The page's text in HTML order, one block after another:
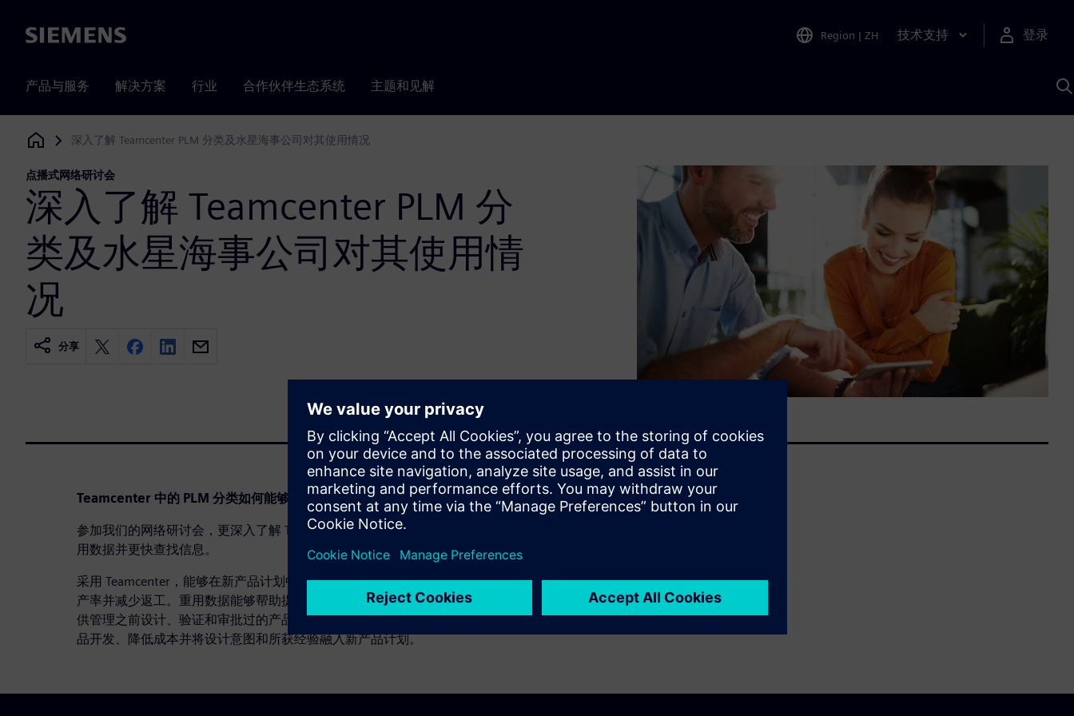
Siemens Region | ZH 技术支持 登录
产品与服务 解决方案 行业 合作伙伴生态系统 主题和见解
Siemens Digital Industries Software
深入了解 Teamcenter PLM 分类及水星海事公司对其使用情况
点播式网络研讨会
深入了解 Teamcenter PLM 分
类及水星海事公司对其使用情
况
分享
Teamcenter 中的 PLM 分类如何能够帮助您将产品更快推向市场？
参加我们的网络研讨会，更深入了解 Teamcenter PLM 分类及其如何帮助客户重
用数据并更快查找信息。
采用 Teamcenter，能够在新产品计划中重用数据并不断改进项目，从而提高生
产率并减少返工。重用数据能够帮助提高生产率。Teamcenter PLM 分类功能可
供管理之前设计、验证和审批过的产品和工具定义数据，帮助重用数据以加快产
品开发、降低成本并将设计意图和所获经验融入新产品计划。